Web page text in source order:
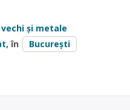
și metale
, în
București